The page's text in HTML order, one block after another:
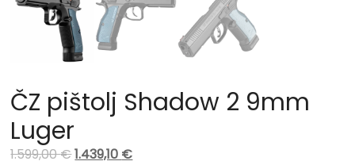
ČZ pištolj Shadow 2 9mm
Luger
1.599,00€1.439,10 €